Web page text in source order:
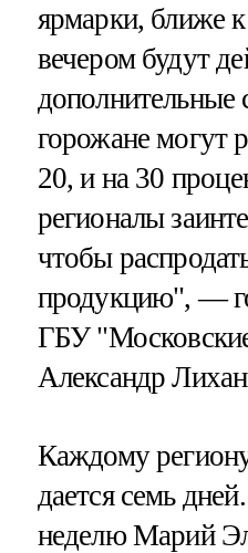
ярмарки, ближе
вечером будут
горожане могут
20, и на 30
регионалы
чтобы
продукцию", —
ГБУ
Александр
Каждому
дается семь
неделю Марий